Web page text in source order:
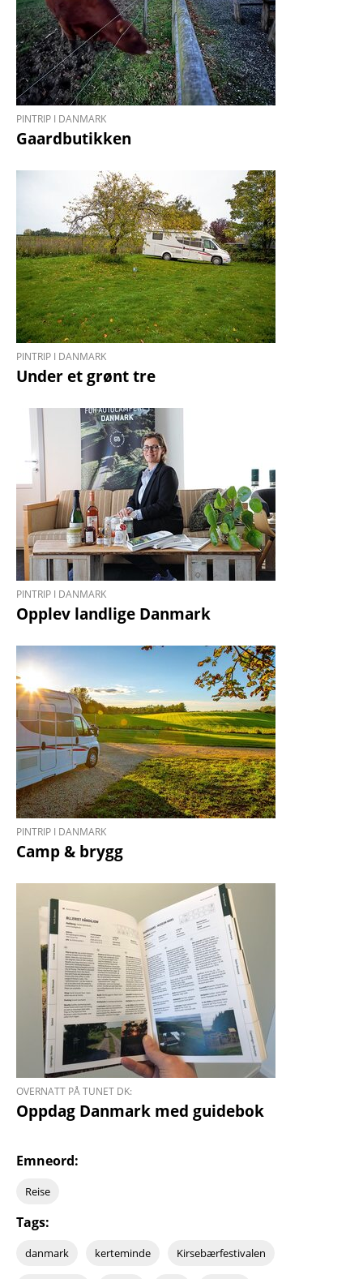
PINTRIP I DANMARK
Gaardbutikken
PINTRIP I DANMARK
Under et grønt tre
PINTRIP I DANMARK
Opplev landlige Danmark
PINTRIP I DANMARK
Camp & brygg
OVERNATT PÅ TUNET DK:
Oppdag Danmark med guidebok
Emneord:
Reise
Tags:
danmark kerteminde Kirsebærfestivalen